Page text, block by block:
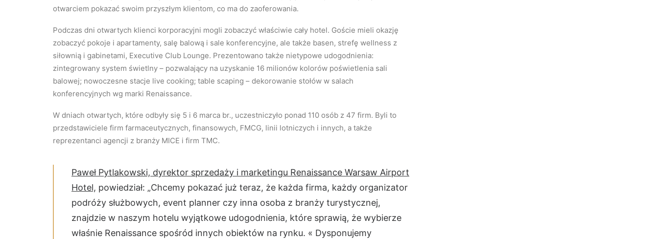
otwarciem pokazać swoim przyszłym klientom, co ma do zaoferowania.
Podczas dni otwartych klienci korporacyjni mogli zobaczyć właściwie cały hotel. Goście mieli okazję
zobaczyć pokoje i apartamenty, salę balową i sale konferencyjne, ale także basen, strefę wellness z
siłownią i gabinetami, Executive Club Lounge. Prezentowano także nietypowe udogodnienia:
zintegrowany system świetlny – pozwalający na uzyskanie 16 milionów kolorów poświetlenia sali
balowej; nowoczesne stacje live cooking; table scaping – dekorowanie stołów w salach
konferencyjnych wg marki Renaissance.
W dniach otwartych, które odbyły się 5 i 6 marca br., uczestniczyło ponad 110 osób z 47 firm. Byli to
przedstawiciele firm farmaceutycznych, finansowych, FMCG, linii lotniczych i innych, a także
reprezentanci agencji z branży MICE i firm TMC.
Paweł Pytlakowski, dyrektor sprzedaży i marketingu Renaissance Warsaw Airport
Hotel, powiedział: „Chcemy pokazać już teraz, że każda firma, każdy organizator
podróży służbowych, event planner czy inna osoba z branży turystycznej,
znajdzie w naszym hotelu wyjątkowe udogodnienia, które sprawią, że wybierze
właśnie Renaissance spośród innych obiektów na rynku. « Dysponujemy